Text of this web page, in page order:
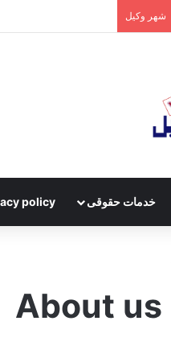
شهر وکیل
خدمات حقوقی policy